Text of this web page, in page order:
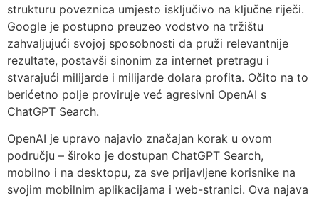
strukturu poveznica umjesto isključivo na ključne riječi.
Google je postupno preuzeo vodstvo na tržištu
zahvaljujući svojoj sposobnosti da pruži relevantnije
rezultate, postavši sinonim za internet pretragu i
stvarajući milijarde i milijarde dolara profita. Očito na to
berićetno polje proviruje već agresivni OpenAI s
ChatGPT Search.
OpenAI je upravo najavio značajan korak u ovom
području – široko je dostupan ChatGPT Search,
mobilno i na desktopu, za sve prijavljene korisnike na
svojim mobilnim aplikacijama i web-stranici. Ova najava